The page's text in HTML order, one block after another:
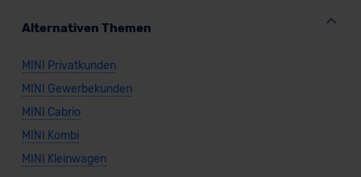
Alternativen Themen
MINI Privatkunden
MINI Gewerbekunden
MINI Cabrio
MINI Kombi
MINI Kleinwagen